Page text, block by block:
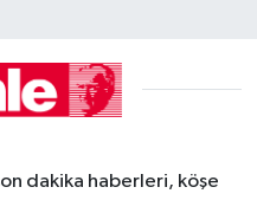
dakika haberleri, köşe